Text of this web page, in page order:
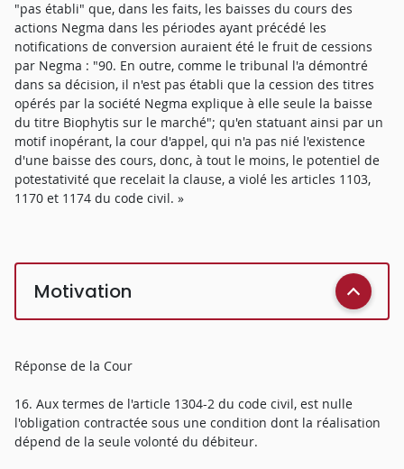
"pas établi" que, dans les faits, les baisses du cours des
actions Negma dans les périodes ayant précédé les
notifications de conversion auraient été le fruit de cessions
par Negma : "90. En outre, comme le tribunal l'a démontré
dans sa décision, il n'est pas établi que la cession des titres
opérés par la société Negma explique à elle seule la baisse
du titre Biophytis sur le marché"; qu'en statuant ainsi par un
motif inopérant, la cour d'appel, qui n'a pas nié l'existence
d'une baisse des cours, donc, à tout le moins, le potentiel de
potestativité que recelait la clause, a violé les articles 1103,
1170 et 1174 du code civil. »
Motivation
Réponse de la Cour
16. Aux termes de l'article 1304-2 du code civil, est nulle
l'obligation contractée sous une condition dont la réalisation
dépend de la seule volonté du débiteur.